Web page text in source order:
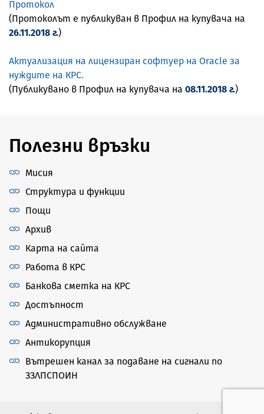
Протокол
(Протоколът е публикуван в Профил на купувача на
26.11.2018 г.)
Актуализация на лицензиран софтуер на Oracle за
нуждите на КРС.
(Публикувано в Профил на купувача на 08.11.2018 г.)
Полезни връзки
Мисия
Структура и функции
Пощи
Архив
Карта на сайта
Работа в КРС
Банкова сметка на КРС
Достъпност
Административно обслужване
Антикорупция
Вътрешен канал за подаване на сигнали по
ЗЗЛПСПОИН